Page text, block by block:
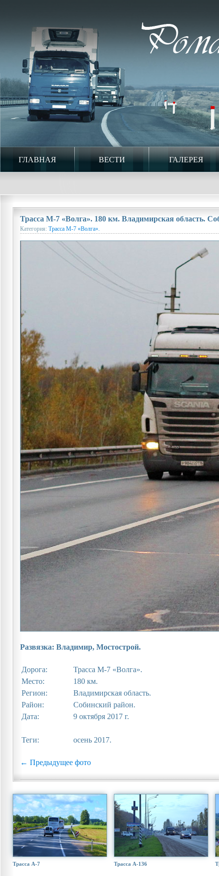
ГЛАВНАЯ ВЕСТИ ГАЛЕРЕЯ
Трасса М-7 «Волга». 180 км. Владимирская область.
Категория: Трасса М-7 «Волга».
Развязка: Владимир, Мостострой.
Дорога:
Трасса М-7 «Волга».
Место:
180 км.
Регион:
Владимирская область.
Район:
Собинский район.
Дата:
9 октября 2017 г.
Теги: осень 2017.
← Предыдущее фото
Трасса А-7 Трасса А-136